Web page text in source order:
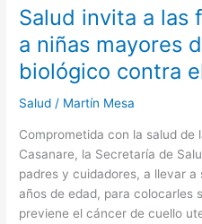
Salud invita a las
a niñas mayores
biológico contra
Salud / Martín Mesa
Comprometida con la salud de
Casanare, la Secretaría de
padres y cuidadores, a llevar a
años de edad, para colocarles
previene el cáncer de cuello
con
el
biológico
contra
VPH